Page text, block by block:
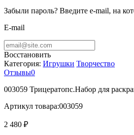
Забыли пароль? Введите e-mail, на
E-mail
Восстановить
Категория: Игрушки Творчество
Отзывы0
003059 Трицератопс.Набор для
Артикул товара:003059
2 480 ₽